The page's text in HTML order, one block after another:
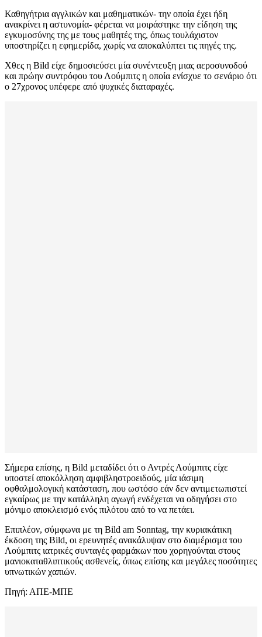
Καθηγήτρια αγγλικών και μαθηματικών- την οποία έχει ήδη
ανακρίνει η αστυνομία- φέρεται να μοιράστηκε την είδηση της
εγκυμοσύνης της με τους μαθητές της, όπως τουλάχιστον
υποστηρίζει η εφημερίδα, χωρίς να αποκαλύπτει τις πηγές της.
Χθες η Bild είχε δημοσιεύσει μία συνέντευξη μιας αεροσυνοδού
και πρώην συντρόφου του Λούμπιτς η οποία ενίσχυε το σενάριο ότι
ο 27χρονος υπέφερε από ψυχικές διαταραχές.
Σήμερα επίσης, η Bild μεταδίδει ότι ο Αντρές Λούμπιτς είχε
υποστεί αποκόλληση αμφιβληστροειδούς, μία ιάσιμη
οφθαλμολογική κατάσταση, που ωστόσο εάν δεν αντιμετωπιστεί
εγκαίρως με την κατάλληλη αγωγή ενδέχεται να οδηγήσει στο
μόνιμο αποκλεισμό ενός πιλότου από το να πετάει.
Επιπλέον, σύμφωνα με τη Bild am Sonntag, την κυριακάτικη
έκδοση της Bild, οι ερευνητές ανακάλυψαν στο διαμέρισμα του
Λούμπιτς ιατρικές συνταγές φαρμάκων που χορηγούνται στους
μανιοκαταθλιπτικούς ασθενείς, όπως επίσης και μεγάλες ποσότητες
υπνωτικών χαπιών.
Πηγή: ΑΠΕ-ΜΠΕ